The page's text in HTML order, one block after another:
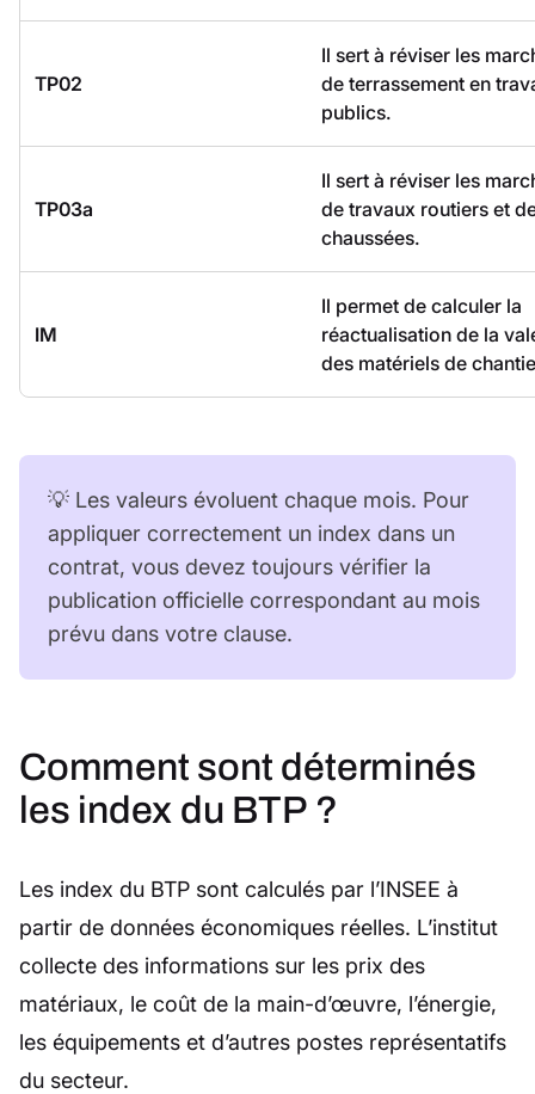
TP02
Il sert à réviser les
de terrassement en
publics.
TP03a
Il sert à réviser les
de travaux routiers et
chaussées.
IM
Il permet de calculer la
réactualisation de la
des matériels de
💡 Les valeurs évoluent chaque mois. Pour
appliquer correctement un index dans un
contrat, vous devez toujours vérifier la
publication officielle correspondant au mois
prévu dans votre clause.
Comment sont déterminés
les index du BTP ?
Les index du BTP sont calculés par l’INSEE à
partir de données économiques réelles. L’institut
collecte des informations sur les prix des
matériaux, le coût de la main-d’œuvre, l’énergie,
les équipements et d’autres postes représentatifs
du secteur.